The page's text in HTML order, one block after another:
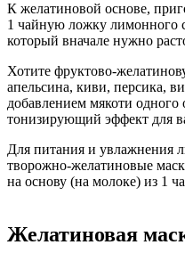
К желатиновой основе,
1 чайную ложку лимонного
который вначале нужно
Хотите фруктово-
апельсина, киви, персика,
добавлением мякоти одного
тонизирующий эффект для
Для питания и увлажнения
творожно-желатиновые
на основу (на молоке) из 1
Желатиновая